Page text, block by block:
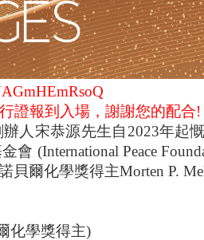
證報到入場，謝謝您的配合!
人宋恭源先生自 2023年起
會 (International Peace
貝爾化學獎得主Morten P.
化學獎得主)